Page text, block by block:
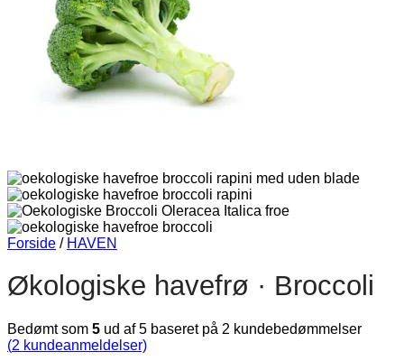
Forside / HAVEN
Økologiske havefrø · Broccoli
Bedømt som 5 ud af 5 baseret på 2 kundebedømmelser
(2 kundeanmeldelser)